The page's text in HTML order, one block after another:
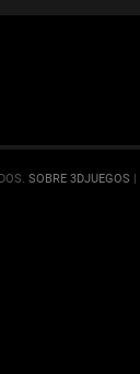
. SOBRE 3DJUEGOS |